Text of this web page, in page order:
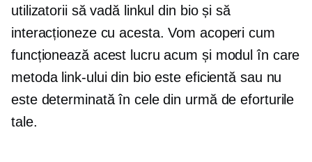
utilizatorii să vadă linkul din bio și să
interacționeze cu acesta. Vom acoperi cum
funcționează acest lucru acum și modul în care
metoda link-ului din bio este eficientă sau nu
este determinată în cele din urmă de eforturile
tale.